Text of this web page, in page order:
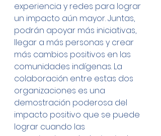
experiencia y redes para lograr
un impacto aún mayor. Juntas,
podrán apoyar más iniciativas,
llegar a más personas y crear
más cambios positivos en las
comunidades indígenas. La
colaboración entre estas dos
organizaciones es una
demostración poderosa del
impacto positivo que se puede
lograr cuando las